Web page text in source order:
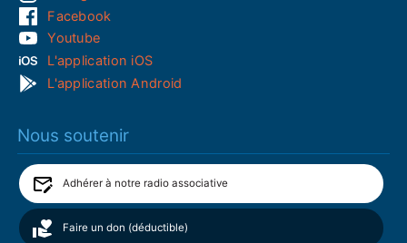
Facebook
Youtube
L'application iOS
L'application Android
Nous soutenir
Adhérer à notre radio associative
Faire un don (déductible)